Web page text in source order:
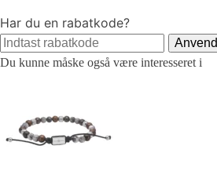
Har du en rabatkode?
Anvend
Du kunne måske også være interesseret i